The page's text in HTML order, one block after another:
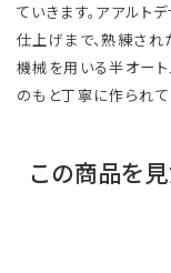
ていきます。アアルト
仕上げまで、熟練され
機械を用いる半オー
のもと丁寧に作られて
この商品を